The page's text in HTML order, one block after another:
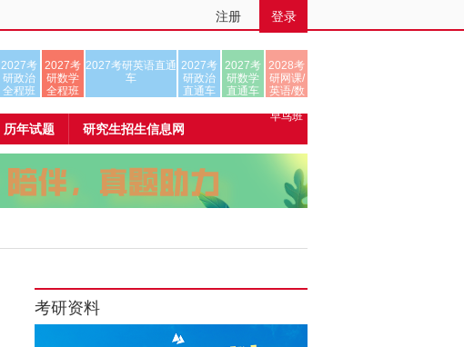
注册 登录
2027考
研政治
全程班
2027考
研数学
全程班
2027考研英语直通
车
2027考
研政治
直通车
2027考
研数学
直通车
2028考
研网课/
英语/数
早鸟班
历年试题 研究生招生信息网
考研资料